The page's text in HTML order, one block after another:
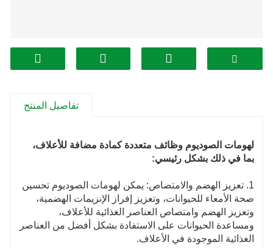
تفاصيل المنتج
لهومات الصوديوم وظائف متعددة كمادة مضافة للأعلاف،
بما في ذلك بشكل رئيسي:
1. تعزيز الهضم والامتصاص: يمكن لهومات الصوديوم تحسين
صحة الأمعاء للحيوانات، وتعزيز إفراز الإنزيمات الهضمية،
وتعزيز الهضم وامتصاص العناصر الغذائية للأعلاف،
ومساعدة الحيوانات على الاستفادة بشكل أفضل من العناصر
الغذائية الموجودة في الأعلاف.